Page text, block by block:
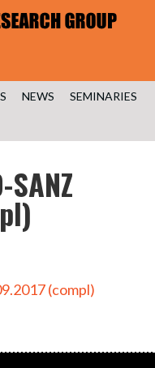
NEWS SEMINARIES
SANZ
(compl)